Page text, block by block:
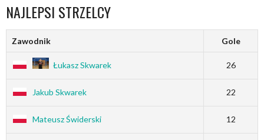
NAJLEPSI STRZELCY
Zawodnik Gole
Łukasz Skwarek 26
Jakub Skwarek 22
Mateusz Świderski 12